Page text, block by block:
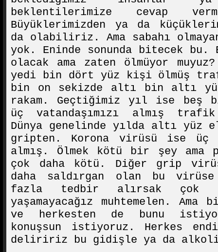
beklentilerimize cevap
Büyüklerimizden ya da
da olabiliriz. Ama sabahı
yok. Eninde sonunda bitecek
olacak ama zaten ölmüyor
yedi bin dört yüz kişi ölmüş
bin on sekizde altı bin altı
rakam. Geçtiğimiz yıl ise beş
üç vatandaşımızı almış
Dünya genelinde yılda altı
gripten. Korona virüsü ise üç
almış. Ölmek kötü bir şey ama
çok daha kötü. Diğer grip
daha saldırgan olan bu
fazla tedbir alırsak çok
yaşamayacağız muhtemelen. Ama
ve herkesten de bunu
konuşsun istiyoruz. Herkes
deliririz bu gidişle ya da